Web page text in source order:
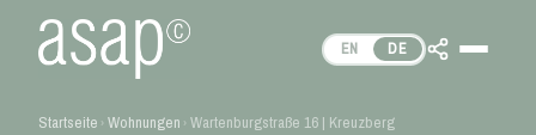
EN DE
Startseite › Wohnungen › Wartenburgstraße 16 | Kreuzberg